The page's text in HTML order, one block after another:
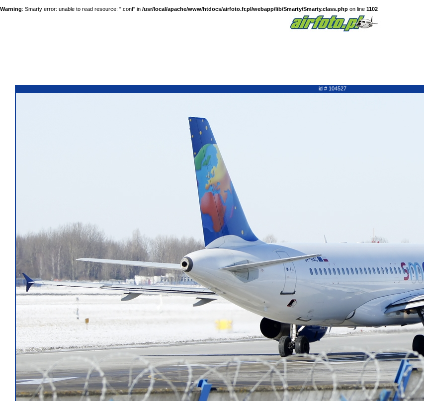
Warning: Smarty error: unable to read resource: ".conf" in /usr/local/apache/www/htdocs/airfoto.fr.pl/webapp/lib/Smarty/Smarty.class.php on line 1102
id # 104527